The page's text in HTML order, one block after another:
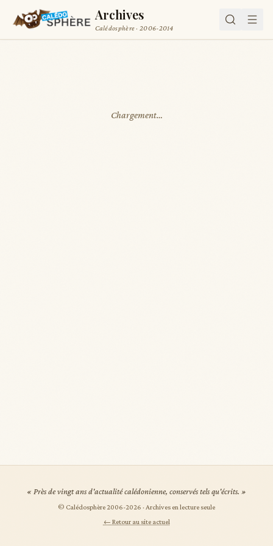
Archives
Calédosphère · 2006-2014
Chargement…
« Près de vingt ans d'actualité calédonienne, conservés tels qu'écrits. »
© Calédosphère 2006-2026 · Archives en lecture seule
← Retour au site actuel